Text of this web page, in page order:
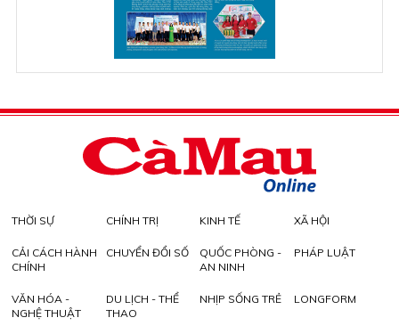
THỜI SỰ CHÍNH TRỊ KINH TẾ XÃ HỘI
CẢI CÁCH HÀNH
CHÍNH
CHUYỂN ĐỔI SỐ
QUỐC PHÒNG -
AN NINH
PHÁP LUẬT
VĂN HÓA -
NGHỆ THUẬT
DU LỊCH - THỂ
THAO
NHỊP SỐNG TRẺ LONGFORM